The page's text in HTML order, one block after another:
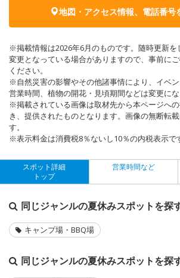
地図・アクセス情報、電話番号
※掲載情報は2026年6月のものです。随時更新
変更となっている場合がありますので、事前に
ください。
※自然災害の影響やその他諸事情により、イベ
営業時間、植物の開花・見頃期間などは変更にな
※掲載されている画像は取材先から本ページへ
き、提供されたものとなります。画像の無断転
す。
※表示料金は消費税8％ないし10％の内税表示で
スポット詳細
トップ
営業時間など
同じジャンルの夏休みスポットを探
キャンプ場・BBQ場
同じジャンルの夏休みスポットを探